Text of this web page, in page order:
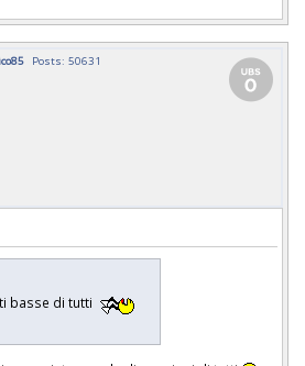
Posts: 50631
basse di tutti